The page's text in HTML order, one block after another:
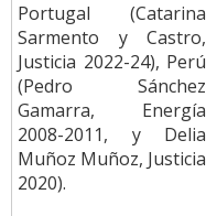
Portugal (Catarina
Sarmento y Castro,
Justicia 2022-24), Perú
(Pedro Sánchez
Gamarra, Energía
2008-2011, y Delia
Muñoz Muñoz, Justicia
2020).